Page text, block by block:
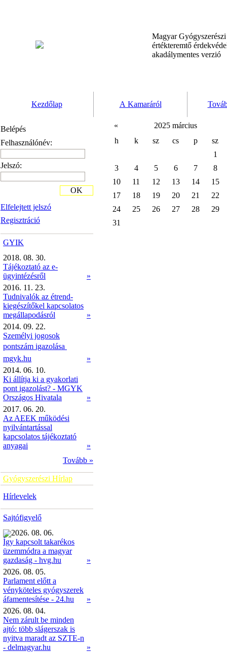
Magyar
értékteremtő
akadálymentes verzió
Kezdőlap A Kamaráról
Belépés
Felhasználónév:
Jelszó:
Elfelejtett jelszó
Regisztráció
OK
GYIK
2018. 08. 30.
Tájékoztató az e-
ügyintézésről
»
2016. 11. 23.
Tudnivalók az étrend-
kiegészítőkel kapcsolatos
megállapodásról
»
2014. 09. 22.
Személyi jogosok
pontszám igazolása 
mgyk.hu
»
2014. 06. 10.
Ki állítja ki a gyakorlati
pont igazolást? - MGYK
Országos Hivatala
»
2017. 06. 20.
Az AEEK működési
nyilvántartással
kapcsolatos tájékoztató
anyagai
»
Tovább »
Gyógyszerészi Hírlap
Hírlevelek
Sajtófigyelő
2026. 08. 06.
Így kapcsolt takarékos
üzemmódra a magyar
gazdaság - hvg.hu
»
2026. 08. 05.
Parlament előtt a
vényköteles gyógyszerek
áfamentesítése - 24.hu
»
2026. 08. 04.
Nem zárult be minden
ajtó: több slágerszak is
nyitva maradt az SZTE-n
- delmagyar.hu
»
«
2025 március
h
k sz cs p
sz
1
3
4 5 6 7
8
10
11 12 13 14
15
17
18 19 20 21
22
24
25 26 27 28
29
31